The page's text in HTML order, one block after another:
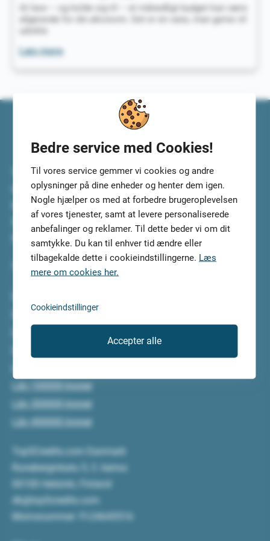
At lave – og holde sig til – et månedligt budget kan være
afgørende for din økonomi. Det er en vane, man gerne vil
Læs mereDen
Top5Credits.com har undersøgt de bedste lån til dig. Vi
har selv testet lånene og lånetjenesterne, så du kan
koncentrere dig om at vælge det bedste lån til dig.
Sammenlign lånene i ro og mag og tilmeld dig, så vi kan
finde de 5 mest velegnede lån til dig.
Vi gør arbejdet for dig.
Lån 10000 kroner
Lån 100000 kroner
Lån 300000 kroner
Lån 400000 kroner
Top5Credits.com Danmark
Runeberginkatu 5, 3. kerros
00100 Helsinki, Finland
dk@top5credits.com
Momsnummer: FI-24645516
Bedre service med Cookies!
Til vores service gemmer vi cookies og andre
oplysninger på dine enheder og henter dem igen.
Nogle hjælper os med at forbedre brugeroplevelsen
af vores tjenester, samt at levere personaliserede
anbefalinger og reklamer. Til dette beder vi om dit
samtykke. Du kan til enhver tid ændre eller
tilbagekalde dette i cookieindstillingerne. Læs
mere om cookies her.
Cookieindstillinger
Accepter alle